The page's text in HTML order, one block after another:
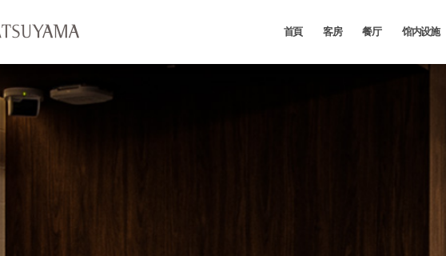
首頁 客房 餐厅 馆内设施